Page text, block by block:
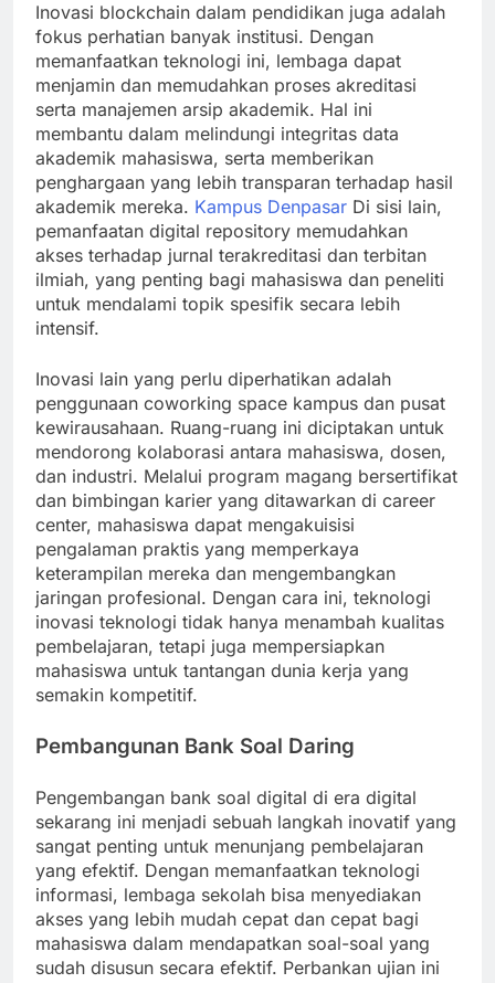
Inovasi blockchain dalam pendidikan juga adalah
fokus perhatian banyak institusi. Dengan
memanfaatkan teknologi ini, lembaga dapat
menjamin dan memudahkan proses akreditasi
serta manajemen arsip akademik. Hal ini
membantu dalam melindungi integritas data
akademik mahasiswa, serta memberikan
penghargaan yang lebih transparan terhadap hasil
akademik mereka. Kampus Denpasar Di sisi lain,
pemanfaatan digital repository memudahkan
akses terhadap jurnal terakreditasi dan terbitan
ilmiah, yang penting bagi mahasiswa dan peneliti
untuk mendalami topik spesifik secara lebih
intensif.
Inovasi lain yang perlu diperhatikan adalah
penggunaan coworking space kampus dan pusat
kewirausahaan. Ruang-ruang ini diciptakan untuk
mendorong kolaborasi antara mahasiswa, dosen,
dan industri. Melalui program magang bersertifikat
dan bimbingan karier yang ditawarkan di career
center, mahasiswa dapat mengakuisisi
pengalaman praktis yang memperkaya
keterampilan mereka dan mengembangkan
jaringan profesional. Dengan cara ini, teknologi
inovasi teknologi tidak hanya menambah kualitas
pembelajaran, tetapi juga mempersiapkan
mahasiswa untuk tantangan dunia kerja yang
semakin kompetitif.
Pembangunan Bank Soal Daring
Pengembangan bank soal digital di era digital
sekarang ini menjadi sebuah langkah inovatif yang
sangat penting untuk menunjang pembelajaran
yang efektif. Dengan memanfaatkan teknologi
informasi, lembaga sekolah bisa menyediakan
akses yang lebih mudah cepat dan cepat bagi
mahasiswa dalam mendapatkan soal-soal yang
sudah disusun secara efektif. Perbankan ujian ini